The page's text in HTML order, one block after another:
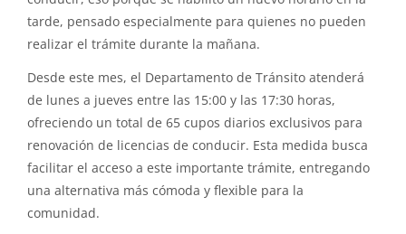
tarde, pensado especialmente para quienes no pueden
realizar el trámite durante la mañana.
Desde este mes, el Departamento de Tránsito atenderá
de lunes a jueves entre las 15:00 y las 17:30 horas,
ofreciendo un total de 65 cupos diarios exclusivos para
renovación de licencias de conducir. Esta medida busca
facilitar el acceso a este importante trámite, entregando
una alternativa más cómoda y flexible para la
comunidad.